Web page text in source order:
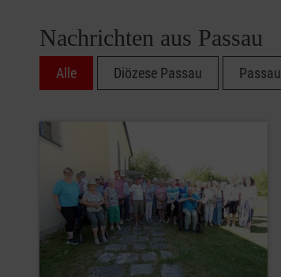
Nachrichten aus Passau
Alle Diözese Passau Passau